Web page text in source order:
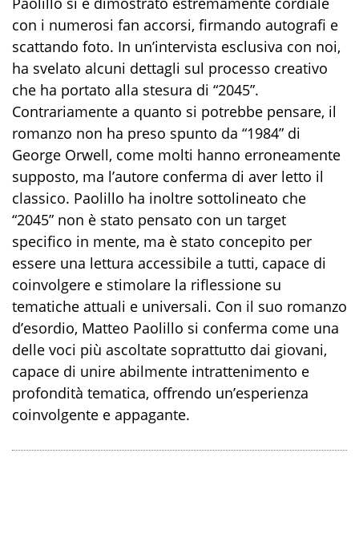
con i numerosi fan accorsi, firmando autografi e
scattando foto. In un’intervista esclusiva con noi,
ha svelato alcuni dettagli sul processo creativo
che ha portato alla stesura di “2045”.
Contrariamente a quanto si potrebbe pensare, il
romanzo non ha preso spunto da “1984” di
George Orwell, come molti hanno erroneamente
supposto, ma l’autore conferma di aver letto il
classico. Paolillo ha inoltre sottolineato che
“2045” non è stato pensato con un target
specifico in mente, ma è stato concepito per
essere una lettura accessibile a tutti, capace di
coinvolgere e stimolare la riflessione su
tematiche attuali e universali. Con il suo romanzo
d’esordio, Matteo Paolillo si conferma come una
delle voci più ascoltate soprattutto dai giovani,
capace di unire abilmente intrattenimento e
profondità tematica, offrendo un’esperienza
coinvolgente e appagante.